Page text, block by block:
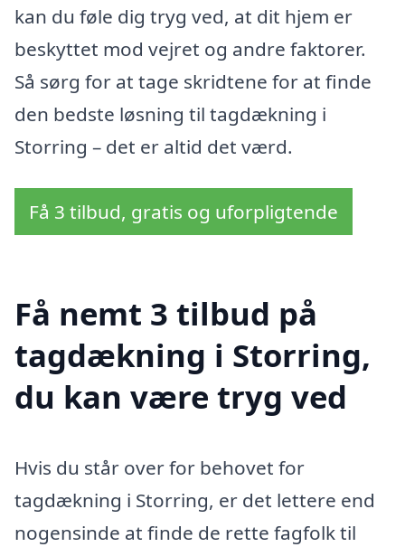
kan du føle dig tryg ved, at dit hjem er
beskyttet mod vejret og andre faktorer.
Så sørg for at tage skridtene for at finde
den bedste løsning til tagdækning i
Storring – det er altid det værd.
Få 3 tilbud, gratis og uforpligtende
Få nemt 3 tilbud på
tagdækning i Storring,
du kan være tryg ved
Hvis du står over for behovet for
tagdækning i Storring, er det lettere end
nogensinde at finde de rette fagfolk til